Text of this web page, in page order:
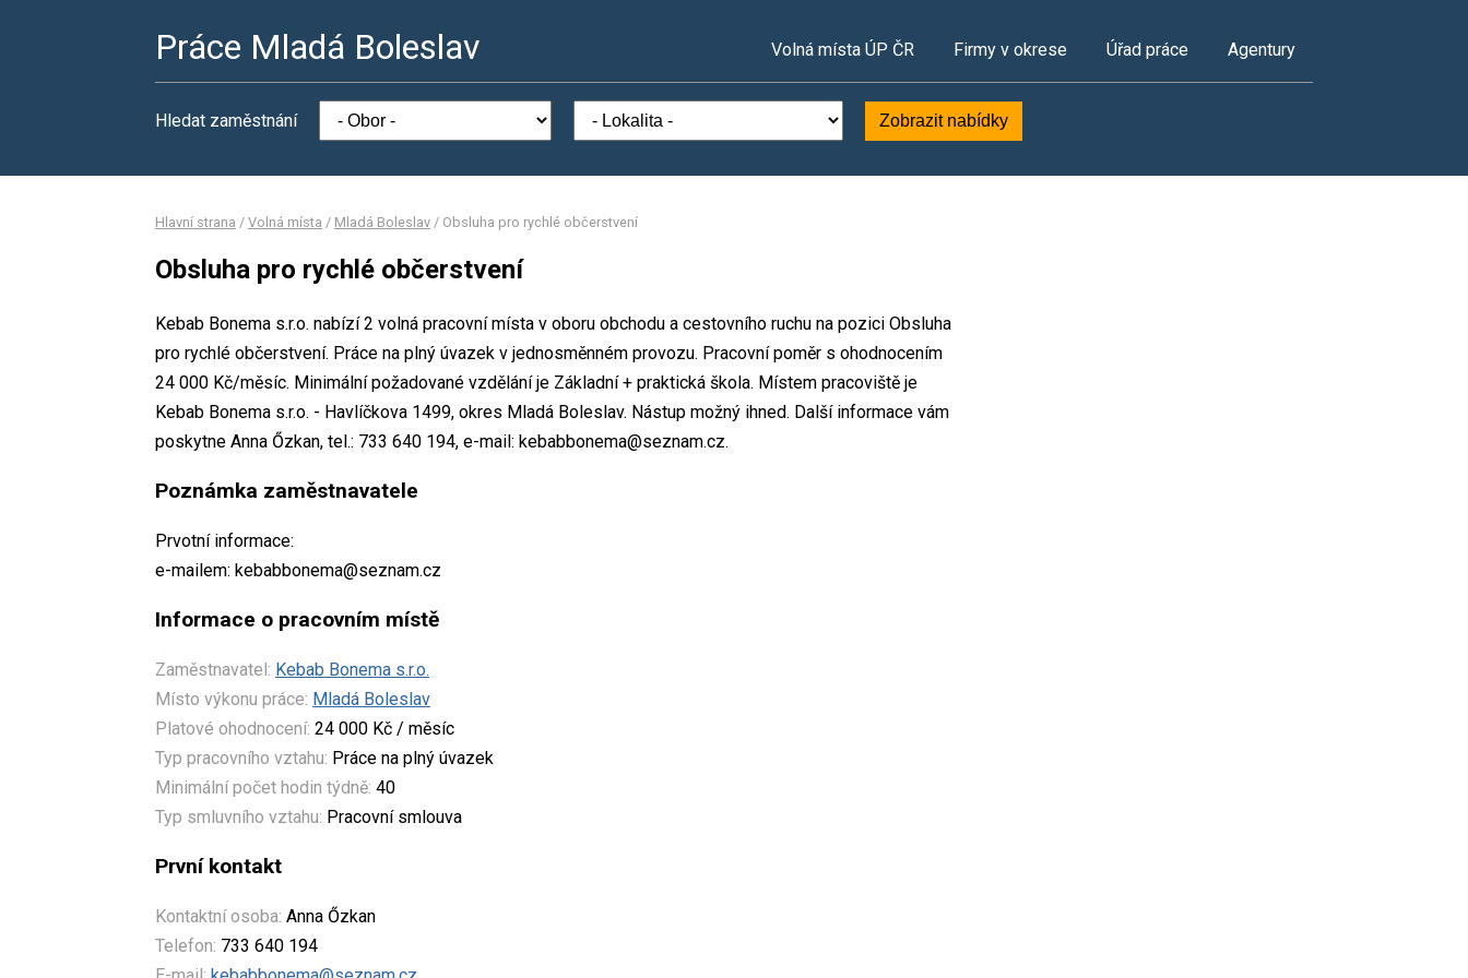
Práce Mladá Boleslav Volná místa ÚP ČR Firmy v okrese Úřad práce Agentury
Hledat zaměstnání Zobrazit nabídky
Hlavní strana / Volná místa / Mladá Boleslav / Obsluha pro rychlé občerstvení
Obsluha pro rychlé občerstvení
Kebab Bonema s.r.o. nabízí 2 volná pracovní místa v oboru obchodu a cestovního ruchu na pozici Obsluha
pro rychlé občerstvení. Práce na plný úvazek v jednosměnném provozu. Pracovní poměr s ohodnocením
24 000 Kč/měsíc. Minimální požadované vzdělání je Základní + praktická škola. Místem pracoviště je
Kebab Bonema s.r.o. - Havlíčkova 1499, okres Mladá Boleslav. Nástup možný ihned. Další informace vám
poskytne Anna Őzkan, tel.: 733 640 194, e-mail: kebabbonema@seznam.cz.
Poznámka zaměstnavatele
Prvotní informace:
e-mailem: kebabbonema@seznam.cz
Informace o pracovním místě
Zaměstnavatel: Kebab Bonema s.r.o.
Místo výkonu práce: Mladá Boleslav
Platové ohodnocení: 24 000 Kč / měsíc
Typ pracovního vztahu: Práce na plný úvazek
Minimální počet hodin týdně: 40
Typ smluvního vztahu: Pracovní smlouva
První kontakt
Kontaktní osoba: Anna Őzkan
Telefon: 733 640 194